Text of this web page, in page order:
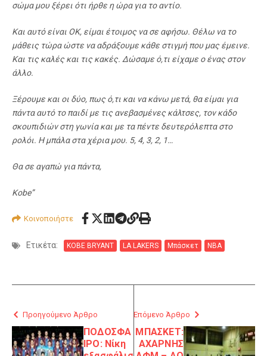
σώμα μου ξέρει ότι ήρθε η ώρα για το αντίο.
Και αυτό είναι ΟΚ, είμαι έτοιμος να σε αφήσω. Θέλω να το
μάθεις τώρα ώστε να αδράξουμε κάθε στιγμή που μας έμεινε.
Και τις καλές και τις κακές. Δώσαμε ό,τι είχαμε ο ένας στον
άλλο.
Ξέρουμε και οι δύο, πως ό,τι και να κάνω μετά, θα είμαι για
πάντα αυτό το παιδί με τις ανεβασμένες κάλτσες, τον κάδο
σκουπιδιών στη γωνία και με τα πέντε δευτερόλεπτα στο
ρολόι. Η μπάλα στα χέρια μου. 5, 4, 3, 2, 1…
Θα σε αγαπώ για πάντα,
Kobe”
Κοινοποιήστε
Ετικέτα: KOBE BRYANT LA LAKERS Μπάσκετ ΝΒΑ
Προηγούμενο Άρθρο
ΠΟΔΟΣΦΑ
ΙΡΟ: Νίκη
Επόμενο Άρθρο
ΜΠΑΣΚΕΤ:
ΑΧΑΡΝΗΣ